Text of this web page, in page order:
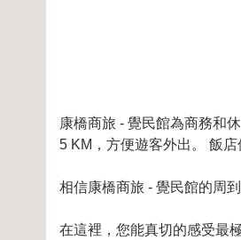
康橋商旅 - 覺民館為商務和
5 KM，方便遊客外出。 飯
相信康橋商旅 - 覺民館的周
在這裡，您能真切的感受最